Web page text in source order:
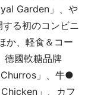
Garden」、や
る初のコンビニ
か、軽食＆コー
德國軟糖品牌
Churros」、牛●
」、カフ